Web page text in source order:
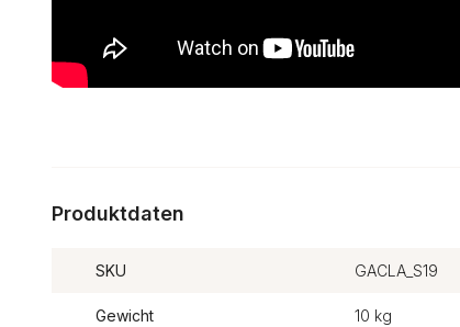
Produktdaten
SKU GACLA_S19
Gewicht 10 kg